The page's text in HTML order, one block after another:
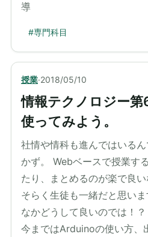
導
#専門科目
授業·2018/05/10
情報テクノロジー第
使ってみよう。
社情や情科も進んではいる
かず。 Webベースで授業す
たり、まとめるのが楽で良
そらく生徒も一緒だと思い
なかどうして良いのでは！？
今まではArduinoの使い方、